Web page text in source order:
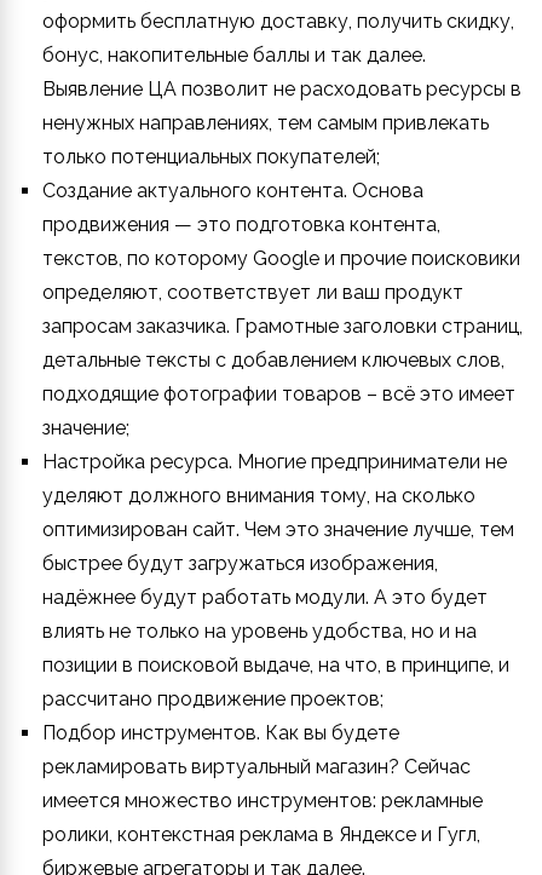
оформить бесплатную доставку, получить скидку,
бонус, накопительные баллы и так далее.
Выявление ЦА позволит не расходовать ресурсы в
ненужных направлениях, тем самым привлекать
только потенциальных покупателей;
Создание актуального контента. Основа
продвижения — это подготовка контента,
текстов, по которому Google и прочие поисковики
определяют, соответствует ли ваш продукт
запросам заказчика. Грамотные заголовки страниц,
детальные тексты с добавлением ключевых слов,
подходящие фотографии товаров – всё это имеет
значение;
Настройка ресурса. Многие предприниматели не
уделяют должного внимания тому, на сколько
оптимизирован сайт. Чем это значение лучше, тем
быстрее будут загружаться изображения,
надёжнее будут работать модули. А это будет
влиять не только на уровень удобства, но и на
позиции в поисковой выдаче, на что, в принципе, и
рассчитано продвижение проектов;
Подбор инструментов. Как вы будете
рекламировать виртуальный магазин? Сейчас
имеется множество инструментов: рекламные
ролики, контекстная реклама в Яндексе и Гугл,
биржевые агрегаторы и так далее.